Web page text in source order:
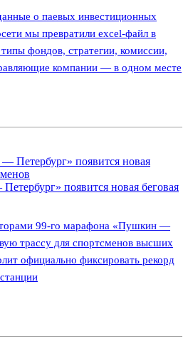
о паевых инвестиционных
мы превратили excel-файл в
фондов, стратегии, комиссии,
компании — в одном месте
появится новая беговая
99-го марафона «Пушкин —
трассу для спортсменов высших
официально фиксировать рекорд